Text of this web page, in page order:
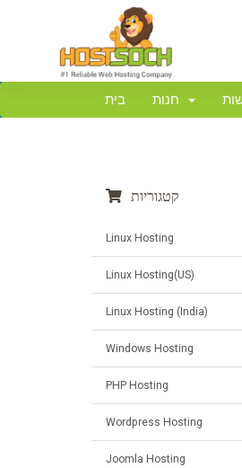
בית
קטגוריות
Linux Hosting
Linux Hosting(US)
Linux Hosting (India)
Windows Hosting
PHP Hosting
Wordpress Hosting
Joomla Hosting